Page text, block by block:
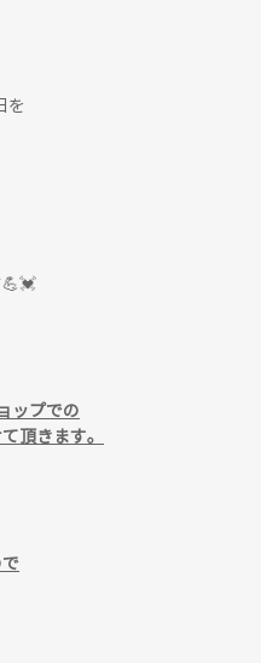
を
ップでの
頂きます。